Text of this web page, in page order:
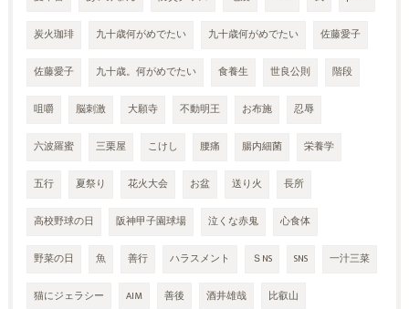
炭火珈琲 九十歳何がめでたい 九十歳何がめでたい 佐藤愛子
佐藤愛子 九十歳。何がめでたい 食養生 世良公則 階段
咀嚼 脳刺激 大願寺 不動明王 お布施 忍辱
六波羅蜜 三栗屋 こけし 腰痛 腸内細菌 栄養学
五行 夏祭り 花火大会 お盆 送り火 長所
高校野球の日 阪神甲子園球場 泣くな赤鬼 心食体
野菜の日 魚 善行 ハラスメント ＳNS SNS 一汁三菜
猫にジェラシー AIM 善後 酒井雄哉 比叡山